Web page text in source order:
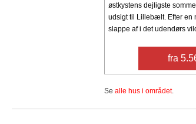
østkystens dejligste
udsigt til Lillebælt. Efter en
slappe af i det udendørs
fra
Se alle hus i området.